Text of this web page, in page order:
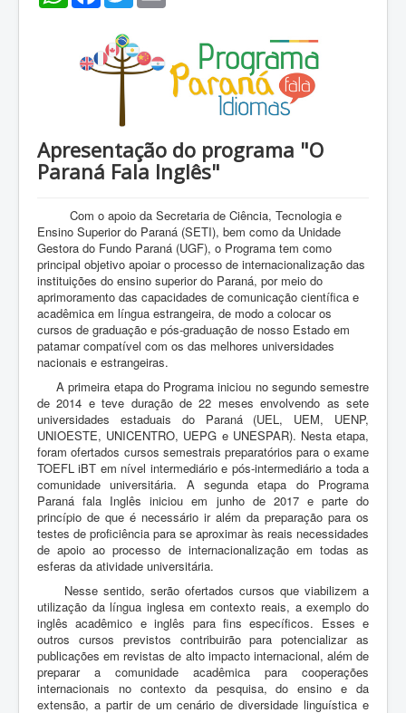
Apresentação do programa "O
Paraná Fala Inglês"
Com o apoio da Secretaria de Ciência, Tecnologia e
Ensino Superior do Paraná (SETI), bem como da Unidade
Gestora do Fundo Paraná (UGF), o Programa tem como
principal objetivo apoiar o processo de internacionalização das
instituições do ensino superior do Paraná, por meio do
aprimoramento das capacidades de comunicação científica e
acadêmica em língua estrangeira, de modo a colocar os
cursos de graduação e pós-graduação de nosso Estado em
patamar compatível com os das melhores universidades
nacionais e estrangeiras.
A primeira etapa do Programa iniciou no segundo semestre
de 2014 e teve duração de 22 meses envolvendo as sete
universidades estaduais do Paraná (UEL, UEM, UENP,
UNIOESTE, UNICENTRO, UEPG e UNESPAR). Nesta etapa,
foram ofertados cursos semestrais preparatórios para o exame
TOEFL iBT em nível intermediário e pós-intermediário a toda a
comunidade universitária. A segunda etapa do Programa
Paraná fala Inglês iniciou em junho de 2017 e parte do
princípio de que é necessário ir além da preparação para os
testes de proficiência para se aproximar às reais necessidades
de apoio ao processo de internacionalização em todas as
esferas da atividade universitária.
Nesse sentido, serão ofertados cursos que viabilizem a
utilização da língua inglesa em contexto reais, a exemplo do
inglês acadêmico e inglês para fins específicos. Esses e
outros cursos previstos contribuirão para potencializar as
publicações em revistas de alto impacto internacional, além de
preparar a comunidade acadêmica para cooperações
internacionais no contexto da pesquisa, do ensino e da
extensão, a partir de um cenário de diversidade linguística e